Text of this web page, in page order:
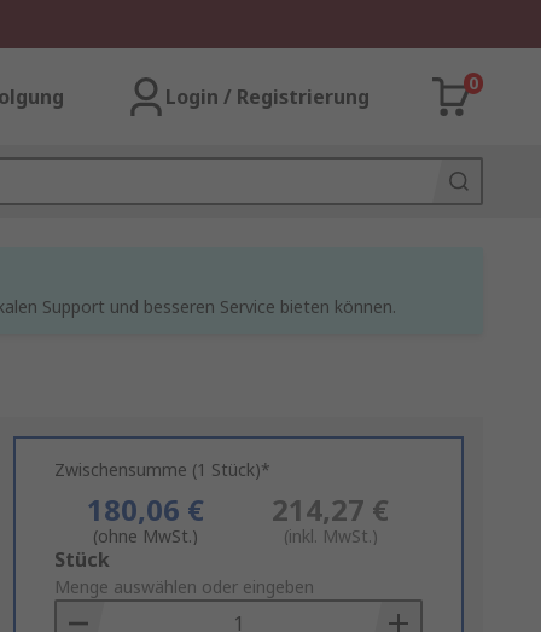
Login / Registrierung
0
Support und besseren Service bieten können.
Zwischensumme (1 Stück)*
180,06 €
(ohne MwSt.)
214,27 €
(inkl. MwSt.)
Add
to
Basket
Stück
Menge auswählen oder eingeben